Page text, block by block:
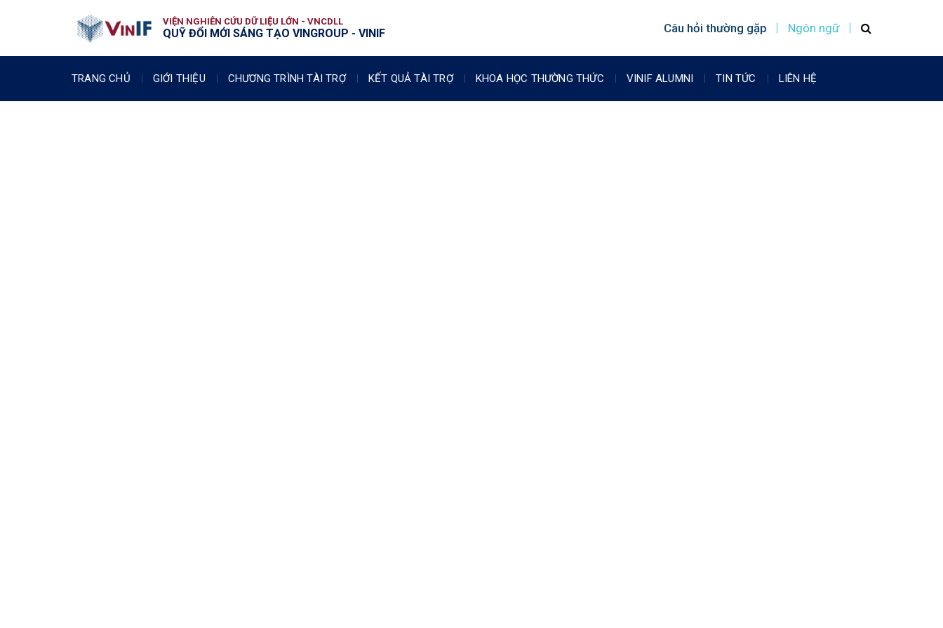
VIỆN NGHIÊN CỨU DỮ LIỆU LỚN - VNCDLL
QUỸ ĐỔI MỚI SÁNG TẠO VINGROUP - VINIF Câu hỏi thường gặp Ngôn ngữ
TRANG CHỦ GIỚI THIỆU CHƯƠNG TRÌNH TÀI TRỢ KẾT QUẢ TÀI TRỢ KHOA HỌC THƯỜNG THỨC VINIF ALUMNI TIN TỨC LIÊN HỆ